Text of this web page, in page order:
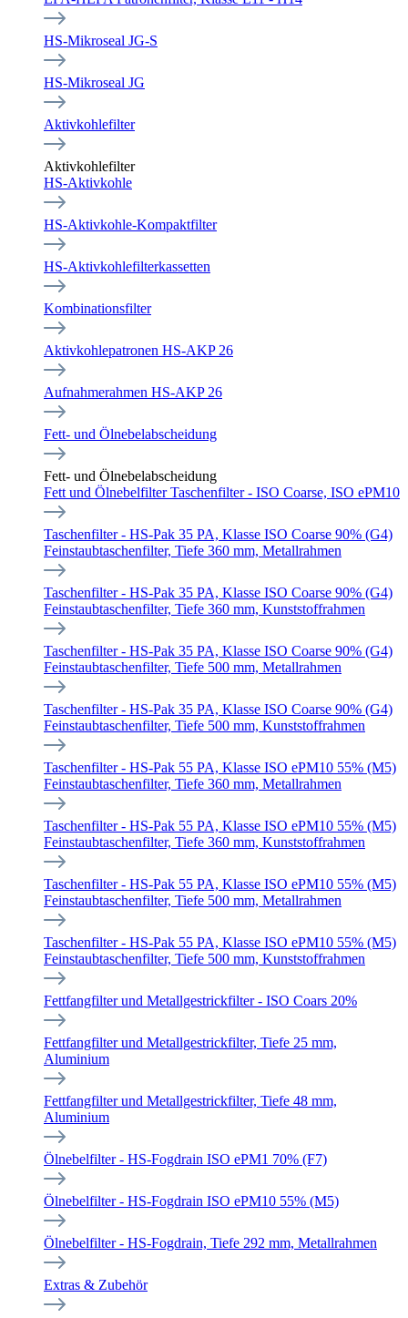
HS-Mikroseal JG-S
HS-Mikroseal JG
Aktivkohlefilter
Aktivkohlefilter
HS-Aktivkohle
HS-Aktivkohle-Kompaktfilter
HS-Aktivkohlefilterkassetten
Kombinationsfilter
Aktivkohlepatronen HS-AKP 26
Aufnahmerahmen HS-AKP 26
Fett- und Ölnebelabscheidung
Fett- und Ölnebelabscheidung
Fett und Ölnebelfilter Taschenfilter - ISO Coarse, ISO ePM10
Taschenfilter - HS-Pak 35 PA, Klasse ISO Coarse 90% (G4)
Feinstaubtaschenfilter, Tiefe 360 mm, Metallrahmen
Taschenfilter - HS-Pak 35 PA, Klasse ISO Coarse 90% (G4)
Feinstaubtaschenfilter, Tiefe 360 mm, Kunststoffrahmen
Taschenfilter - HS-Pak 35 PA, Klasse ISO Coarse 90% (G4)
Feinstaubtaschenfilter, Tiefe 500 mm, Metallrahmen
Taschenfilter - HS-Pak 35 PA, Klasse ISO Coarse 90% (G4)
Feinstaubtaschenfilter, Tiefe 500 mm, Kunststoffrahmen
Taschenfilter - HS-Pak 55 PA, Klasse ISO ePM10 55% (M5)
Feinstaubtaschenfilter, Tiefe 360 mm, Metallrahmen
Taschenfilter - HS-Pak 55 PA, Klasse ISO ePM10 55% (M5)
Feinstaubtaschenfilter, Tiefe 360 mm, Kunststoffrahmen
Taschenfilter - HS-Pak 55 PA, Klasse ISO ePM10 55% (M5)
Feinstaubtaschenfilter, Tiefe 500 mm, Metallrahmen
Taschenfilter - HS-Pak 55 PA, Klasse ISO ePM10 55% (M5)
Feinstaubtaschenfilter, Tiefe 500 mm, Kunststoffrahmen
Fettfangfilter und Metallgestrickfilter - ISO Coars 20%
Fettfangfilter und Metallgestrickfilter, Tiefe 25 mm,
Aluminium
Fettfangfilter und Metallgestrickfilter, Tiefe 48 mm,
Aluminium
Ölnebelfilter - HS-Fogdrain ISO ePM1 70% (F7)
Ölnebelfilter - HS-Fogdrain ISO ePM10 55% (M5)
Ölnebelfilter - HS-Fogdrain, Tiefe 292 mm, Metallrahmen
Extras & Zubehör